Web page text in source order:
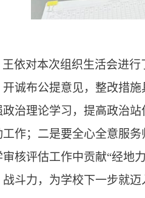
王依对本次组织生活会进
开诚布公提意见，整改措
政治理论学习，提高政治
工作；二是要全心全意服
审核评估工作中贡献“经地
战斗力，为学校下一步就